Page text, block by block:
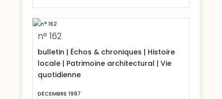
n° 162
bulletin | Échos & chroniques | Histoire
locale| Patrimoine architectural | Vie
quotidienne
DÉCEMBRE 1997